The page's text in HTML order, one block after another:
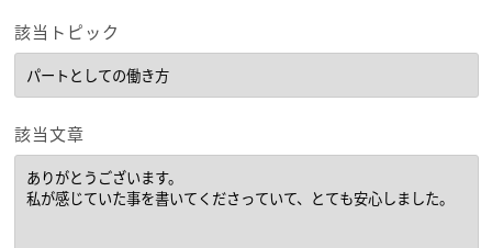
該当トピック
該当文章